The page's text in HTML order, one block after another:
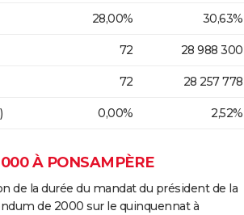
28,00% 30,63%
72 28 988 300
72 28 257 778
0,00% 2,52%
À PONSAMPÈRE
de la durée du mandat du président de la
de 2000 sur le quinquennat à